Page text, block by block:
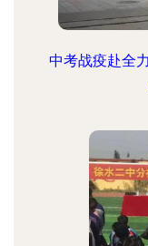
中考战疫赴全